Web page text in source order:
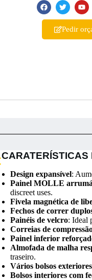
Pedir
CARATERÍSTICAS
Design expansível:
Painel MOLLE
discreet uses.
Fivela magnética de
Fechos de correr
Painéis de velcro: Ideal
Correias de
Painel inferior
Almofada de malha
traseiro.
Vários bolsos exteriores
Bolsos interiores com